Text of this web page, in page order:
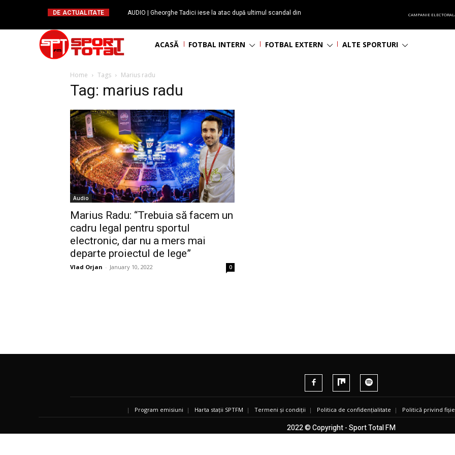
DE ACTUALITATE
AUDIO | Gheorghe Tadici iese la atac după ultimul scandal din
CAMPANIE
ACASĂ FOTBAL INTERN FOTBAL EXTERN ALTE SPORTURI
Home Tags Marius radu
Tag: marius radu
Audio
Marius Radu: “Trebuia să facem un
cadru legal pentru sportul
electronic, dar nu a mers mai
departe proiectul de lege”
Vlad Orjan - January 10, 2022 0
| Program emisiuni | Harta stații SPTFM | Termeni și condiții | Politica de confidențialitate | Politică privind
2022 © Copyright - Sport Total FM